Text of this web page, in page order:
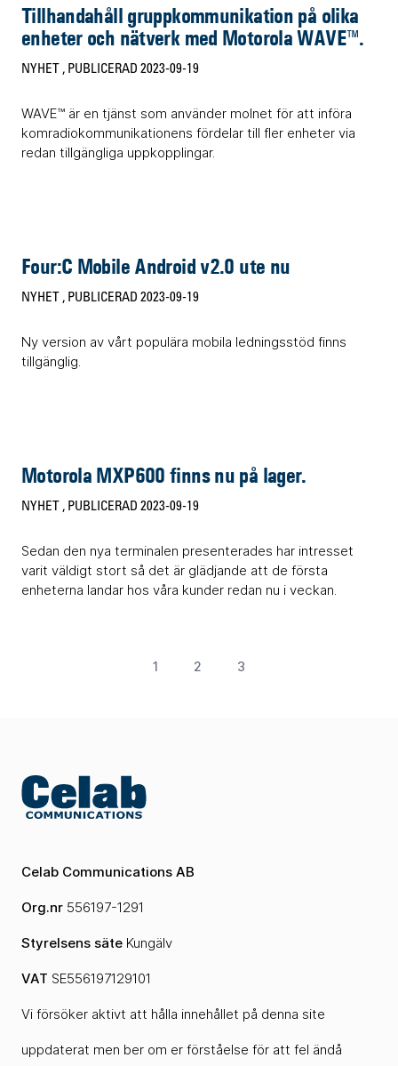
Tillhandahåll gruppkommunikation på olika
enheter och nätverk med Motorola WAVE™.
NYHET , PUBLICERAD 2023-09-19
WAVE™ är en tjänst som använder molnet för att införa
komradiokommunikationens fördelar till fler enheter via
redan tillgängliga uppkopplingar.
Four:C Mobile Android v2.0 ute nu
NYHET , PUBLICERAD 2023-09-19
Ny version av vårt populära mobila ledningsstöd finns
tillgänglig.
Motorola MXP600 finns nu på lager.
NYHET , PUBLICERAD 2023-09-19
Sedan den nya terminalen presenterades har intresset
varit väldigt stort så det är glädjande att de första
enheterna landar hos våra kunder redan nu i veckan.
1 2 3
Celab Communications AB
Org.nr 556197-1291
Styrelsens säte Kungälv
VAT SE556197129101
Vi försöker aktivt att hålla innehållet på denna site
uppdaterat men ber om er förståelse för att fel ändå